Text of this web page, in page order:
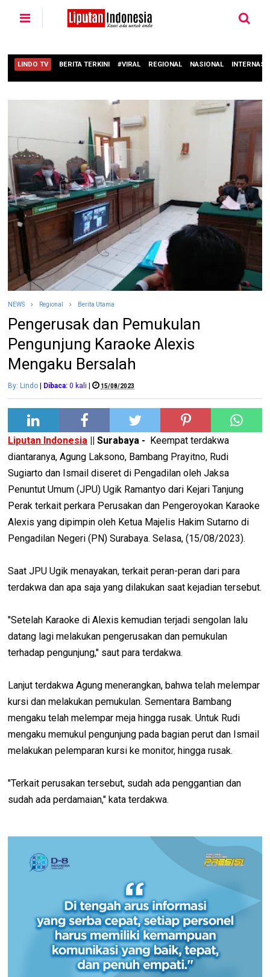
LINDO TV BERITA TERKINI #VIRAL REGIONAL NASIONAL
NEWS Regional Berita Utama
Pengerusak dan Pemukulan
Pengunjung Karaoke Alexis
Mengaku Bersalah
By: Lindo | Dibaca: 0 kali | 15/08/2023
Liputan Indonesia || Surabaya - Keempat terdakwa
diantaranya, Agung Laksono, Bambang Prayitno, Rudi
Sugiarto dan Ismail diseret di Pengadilan oleh Jaksa
Penuntut Umum (JPU) Ugik Ramantyo dari Kejari Tanjung
Perak terkait perkara Perusakan dan Pengeroyokan Karaoke
Alexis yang dipimpin oleh Ketua Majelis Hakim Sutarno di
Pengadilan Negeri (PN) Surabaya. Selasa, (15/08/2023).
Saat JPU Ugik menayakan, terkait peran-peran dari para
terdakwa dan apa saja yang dilakukan saat kejadian tersebut.
"Setelah Karaoke di Alexis kemudian terjadi sengolan lalu
datang lagi melakukan pengerusakan dan pemukulan
terhadap pengunjung," saut para terdakwa.
Lanjut terdakwa Agung menerangkan, bahwa telah melempar
kursi dan melakukan pemukulan. Sementara Bambang
mengaku telah melempar meja hingga rusak. Untuk Rudi
mengaku memukul pengunjung pada bagian perut dan Ismail
melakukan pelemparan kursi ke monitor, hingga rusak.
"Terkait perusakan tersebut, sudah ada penggantian dan
sudah ada perdamaian," kata terdakwa.